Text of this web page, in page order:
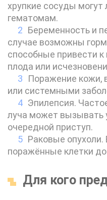
хрупкие сосуды могут
гематомам.
Беременность и
случае возможны
способные привести
плода или
Поражение кожи,
или системными
Эпилепсия.
луча может вызывать
очередной приступ.
Раковые опухоли.
поражённые клетки до
Для кого